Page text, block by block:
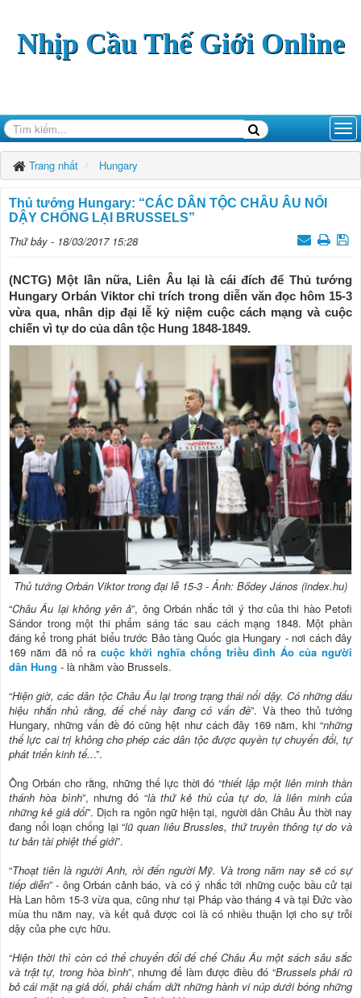
Nhịp Cầu Thế Giới Online
Trang nhất Hungary
Thủ tướng Hungary: “CÁC DÂN TỘC CHÂU ÂU NỔI
DẬY CHỐNG LẠI BRUSSELS”
Thứ bảy - 18/03/2017 15:28
(NCTG) Một lần nữa, Liên Âu lại là cái đích để Thủ tướng
Hungary Orbán Viktor chỉ trích trong diễn văn đọc hôm 15-3
vừa qua, nhân dịp đại lễ kỷ niệm cuộc cách mạng và cuộc
chiến vì tự do của dân tộc Hung 1848-1849.
Thủ tướng Orbán Viktor trong đại lễ 15-3 - Ảnh: Bődey János (index.hu)
“Châu Âu lại không yên ả”, ông Orbán nhắc tới ý thơ của thi hào Petofi
Sándor trong một thi phẩm sáng tác sau cách mạng 1848. Một phần
đáng kể trong phát biểu trước Bảo tàng Quốc gia Hungary - nơi cách đây
169 năm đã nổ racuộc khởi nghĩa chống triều đình Áo của người
dân Hung - là nhằm vào Brussels.
“Hiện giờ, các dân tộc Châu Âu lại trong trạng thái nổi dậy. Có những dấu
hiệu nhắn nhủ rằng, đế chế này đang có vấn đề”. Và theo thủ tướng
Hungary, những vấn đề đó cũng hệt như cách đây 169 năm, khi “những
thế lực cai trị không cho phép các dân tộc được quyền tự chuyển đổi, tự
phát triển kinh tế...”.
Ông Orbán cho rằng, những thế lực thời đó “thiết lập một liên minh thần
thánh hòa bình”, nhưng đó “là thứ kẻ thù của tự do, là liên minh của
những kẻ giả dối”. Dịch ra ngôn ngữ hiện tại, người dân Châu Âu thời nay
đang nổi loạn chống lại “lũ quan liêu Brussles, thứ truyền thông tự do và
tư bản tài phiệt thế giới”.
“Thoạt tiên là người Anh, rồi đến người Mỹ. Và trong năm nay sẽ có sự
tiếp diễn” - ông Orbán cảnh báo, và có ý nhắc tới những cuộc bầu cử tại
Hà Lan hôm 15-3 vừa qua, cũng như tại Pháp vào tháng 4 và tại Đức vào
mùa thu năm nay, và kết quả được coi là có nhiều thuận lợi cho sự trỗi
dậy của phe cực hữu.
“Hiện thời thì còn có thể chuyển đổi đế chế Châu Âu một sách sâu sắc
và trật tự, trong hòa bình”, nhưng để làm được điều đó “Brussels phải rũ
bỏ cái mặt nạ giả dối, phải chấm dứt những hành vi núp dưới bóng những